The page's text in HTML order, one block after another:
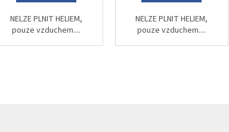
NELZE PLNIT HELIEM,
pouze vzduchem....
NELZE PLNIT HELIEM,
pouze vzduchem....